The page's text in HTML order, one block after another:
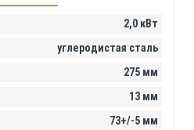
2,0 кВт
углеродистая сталь
275 мм
13 мм
73+/-5 мм